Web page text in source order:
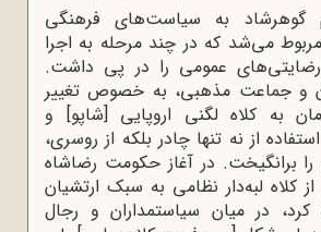
گوهرشاد به سیاست‌های فرهنگی
می‌شد که در چند مرحله به اجرا
عمومی را در پی داشت.
و جماعت مذهبی، به‌ خصوص تغییر
به کلاه لگنی اروپایی [شاپو] و
از نه‌ تنها چادر بلکه از روسری،
برانگیخت. در آغاز حکومت رضاشاه
کلاه لبه‌دار نظامی به سبک ارتشیان
کرد، در میان سیاستمداران و رجال